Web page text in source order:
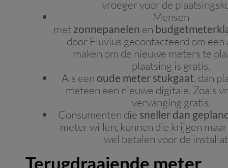
vroeger voor de
Mensen
met zonnepanelen en
door Fluvius gecontacteerd om een
maken om de nieuwe meters te
plaatsing is gratis.
Als een oude meter stukgaat, dan
meteen een nieuwe digitale. Zoals
vervanging gratis.
Consumenten die sneller dan
meter willen, kunnen die krijgen
wel betalen voor de
Terugdraaiende meter